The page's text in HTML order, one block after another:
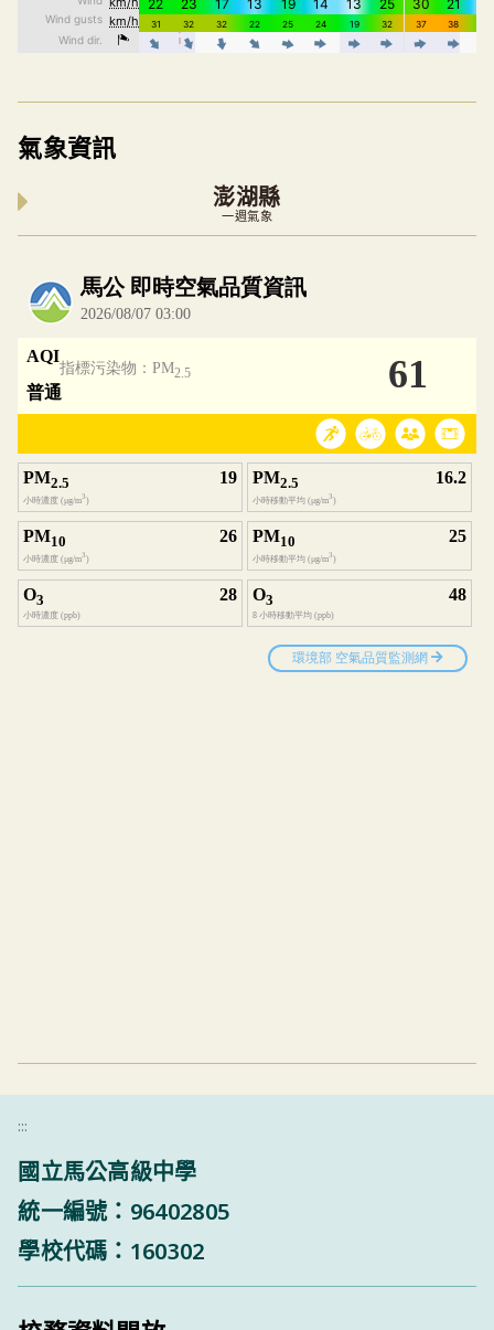
氣象資訊
澎湖縣
一週氣象
內嵌空氣品質小工具為視覺預覽，完整即時空
:::
國立馬公高級中學
統一編號：96402805
學校代碼：160302